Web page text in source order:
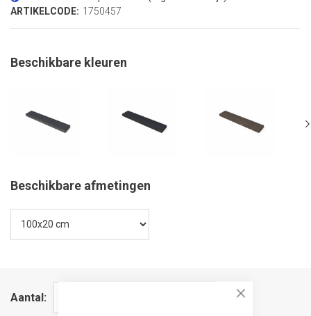
afbeeldingen-
ARTIKELCODE: 1750457
Beschikbare kleuren
Beschikbare afmetingen
Aantal